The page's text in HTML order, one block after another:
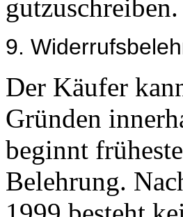
gutzuschreiben.
9.
Der Käufer
Gründen
beginnt
Belehrung.